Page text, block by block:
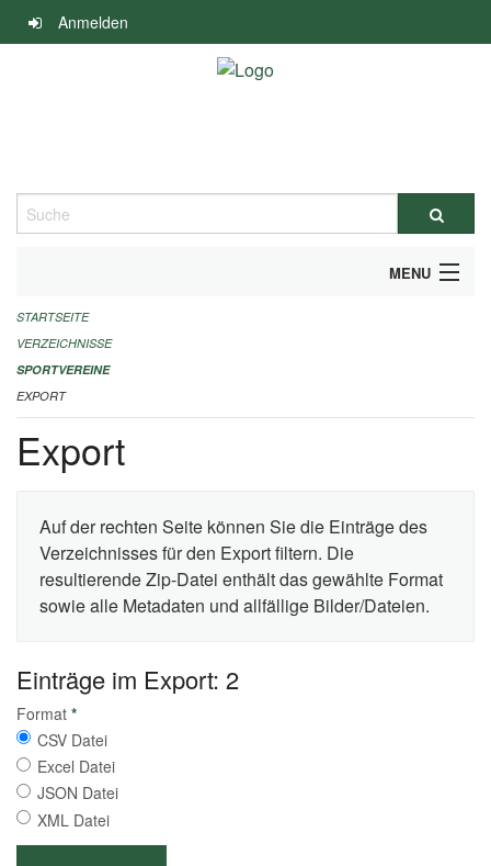
Navigation
überspringen
Anmelden
Suche
MENU
ALLGEMEINE INFORMATIONEN
FINANZIELLE UNTERSTÜTZUNG BENÖTIGT?
KONTAKT
STARTSEITE
VERZEICHNISSE
SPORTVEREINE
EXPORT
Export
Auf der rechten Seite können Sie die Einträge des
Verzeichnisses für den Export filtern. Die
resultierende Zip-Datei enthält das gewählte Format
sowie alle Metadaten und allfällige Bilder/Dateien.
Einträge im Export: 2
Format *
CSV Datei
Excel Datei
JSON Datei
XML Datei